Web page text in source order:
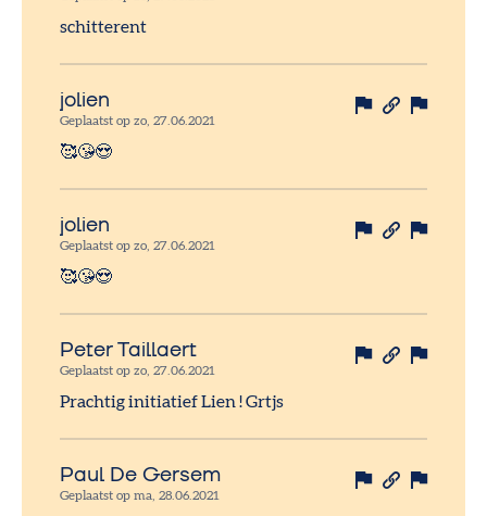
schitterent
jolien
Geplaatst op zo, 27.06.2021
🥰😘😍
jolien
Geplaatst op zo, 27.06.2021
🥰😘😍
Peter Taillaert
Geplaatst op zo, 27.06.2021
Prachtig initiatief Lien ! Grtjs
Paul De Gersem
Geplaatst op ma, 28.06.2021